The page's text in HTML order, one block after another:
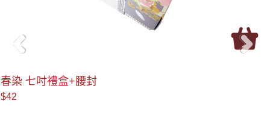
春染 七吋禮盒+腰封
$42
＜ ＞